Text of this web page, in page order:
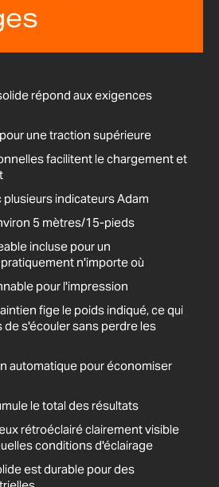
répond aux exigences
une traction supérieure
facilitent le chargement et
indicateurs Adam
5 mètres/15-pieds
incluse pour un
n'importe où
pour l'impression
fige le poids indiqué, ce qui
de s'écouler sans perdre les
automatique pour économiser
le total des résultats
rétroéclairé clairement visible
conditions d'éclairage
est durable pour des